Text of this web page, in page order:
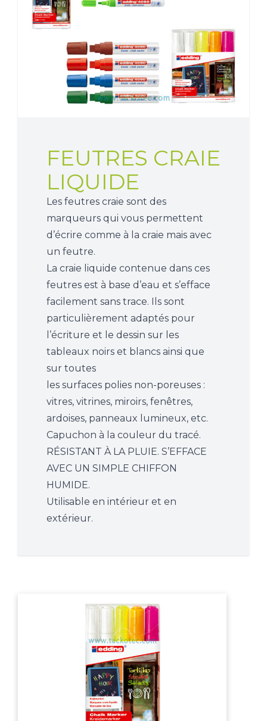
FEUTRES CRAIE
LIQUIDE
Les feutres craie sont des
marqueurs qui vous permettent
d’écrire comme à la craie mais avec
un feutre.
La craie liquide contenue dans ces
feutres est à base d’eau et s’efface
facilement sans trace. Ils sont
particulièrement adaptés pour
l’écriture et le dessin sur les
tableaux noirs et blancs ainsi que
sur toutes
les surfaces polies non-poreuses :
vitres, vitrines, miroirs, fenêtres,
ardoises, panneaux lumineux, etc.
Capuchon à la couleur du tracé.
RÉSISTANT À LA PLUIE. S’EFFACE
AVEC UN SIMPLE CHIFFON
HUMIDE.
Utilisable en intérieur et en
extérieur.